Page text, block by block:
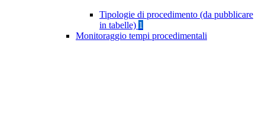
Tipologie di procedimento (da pubblicare
in tabelle) 1
Monitoraggio tempi procedimentali